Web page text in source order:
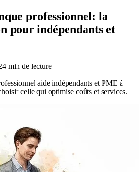
professionnel: la
pour indépendants et
min de lecture
aide indépendants et PME à
celle qui optimise coûts et services.